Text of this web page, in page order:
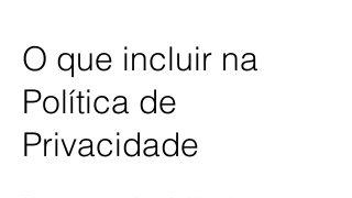
O que incluir na
Política de
Privacidade